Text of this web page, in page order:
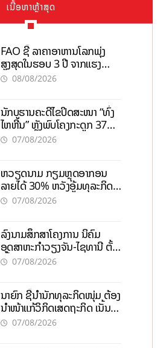
ເນື້ອຫາຫຼ້າສຸດ
FAO ຊີ້ ລາຄາອາຫານໂລກພຸ່ງ
ສູງສຸດໃນຮອບ 3 ປີ ຈາກແຮງ
ກົດດັນຂອງສົງຄາມ, El nino
08/08/2026
ນັກບູຮານຄະດີໄຂປິດສະໜາ “ທົ່ງ
ໄຫຫີນ” ຫຼັງພົບໂຄງກະດູກ 37
ຄົນໃນຫີນຍັກ
07/08/2026
ຫວຽດນາມ ກຽມຫຼຸດອາກອນ
ລາຍໄດ້ 30% ຫວັງອູ້ມທຸລະກິດ
ຂະໜາດນ້ອຍ ແລະ ຈຸນລະ
07/08/2026
ລົງນາມສຶກສາໂຄງການ ນິຄົມ
ອຸດສາຫະກຳວຽງຈັນ-ໄຊທານີ ຕັ້ງ
ເປົ້າດຶງທຶນ 150 ລ້ານໂດລາ, ສ້າງ
07/08/2026
ນາຍົກ ຊີ້ນຳນັກທຸລະກິດໜຸ່ມ ຕ້ອງ
ນຳໜ້າແກ້ວິກິດເສດຖະກິດ ເນັ້ນດຶງ
ທຶນສາກົນ, ຫັນສູ່ດິຈິຕອນ
07/08/2026